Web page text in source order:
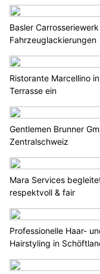
Basler
Fahrzeuglackierungen
Ristorante Marcellino
Terrasse ein
Gentlemen Brunner
Zentralschweiz
Mara Services
respektvoll & fair
Professionelle Haar-
Hairstyling in